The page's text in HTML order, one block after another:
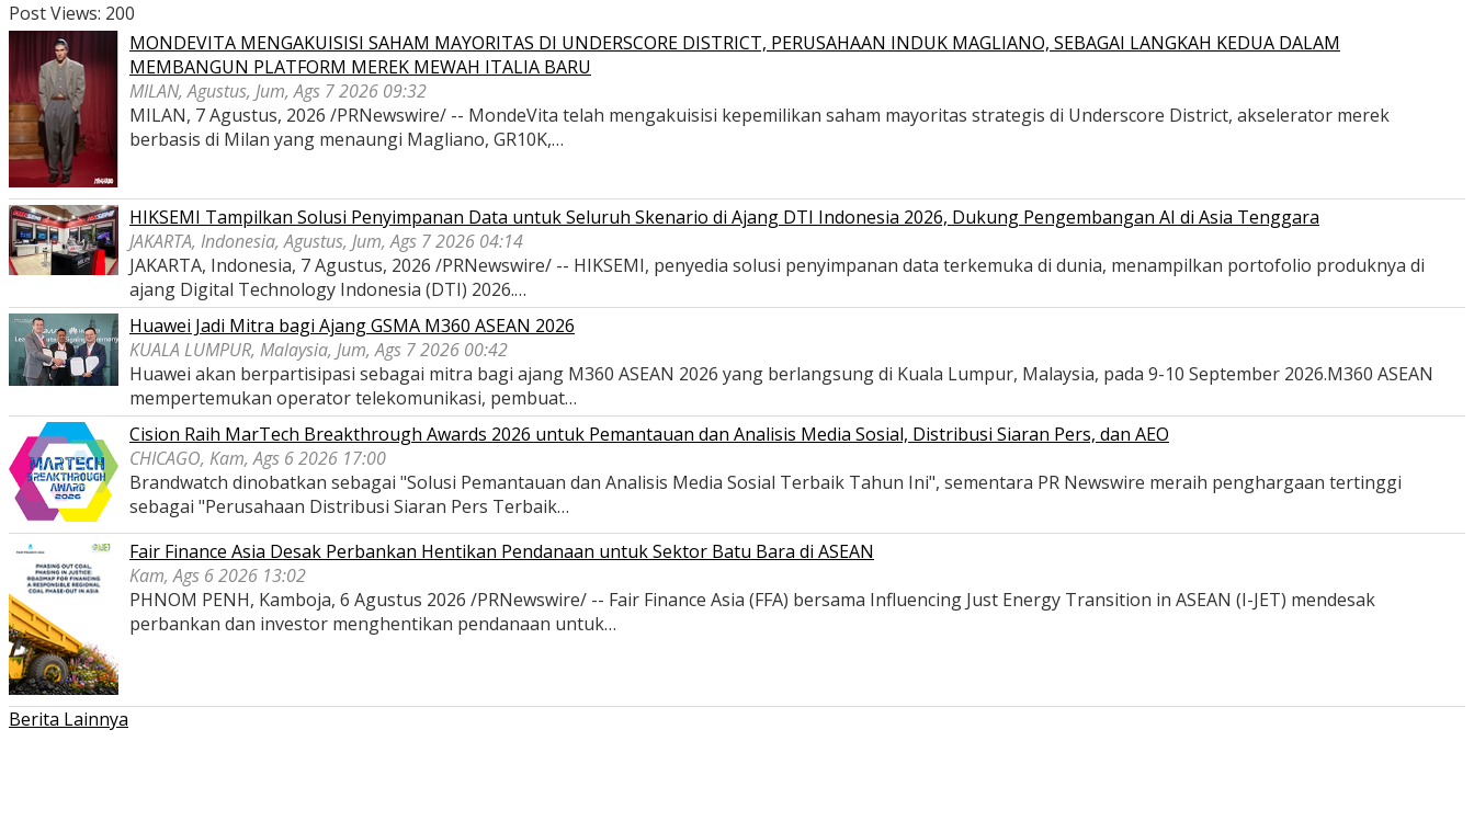
Post Views: 200
MONDEVITA MENGAKUISISI SAHAM MAYORITAS DI UNDERSCORE DISTRICT, PERUSAHAAN INDUK MAGLIANO, SEBAGAI LANGKAH KEDUA DALAM
MEMBANGUN PLATFORM MEREK MEWAH ITALIA BARU
MILAN, Agustus, Jum, Ags 7 2026 09:32
MILAN, 7 Agustus, 2026 /PRNewswire/ -- MondeVita telah mengakuisisi kepemilikan saham mayoritas strategis di Underscore District, akselerator merek
berbasis di Milan yang menaungi Magliano, GR10K,…
HIKSEMI Tampilkan Solusi Penyimpanan Data untuk Seluruh Skenario di Ajang DTI Indonesia 2026, Dukung Pengembangan AI di Asia Tenggara
JAKARTA, Indonesia, Agustus, Jum, Ags 7 2026 04:14
JAKARTA, Indonesia, 7 Agustus, 2026 /PRNewswire/ -- HIKSEMI, penyedia solusi penyimpanan data terkemuka di dunia, menampilkan portofolio produknya di
ajang Digital Technology Indonesia (DTI) 2026.…
Huawei Jadi Mitra bagi Ajang GSMA M360 ASEAN 2026
KUALA LUMPUR, Malaysia, Jum, Ags 7 2026 00:42
Huawei akan berpartisipasi sebagai mitra bagi ajang M360 ASEAN 2026 yang berlangsung di Kuala Lumpur, Malaysia, pada 9-10 September 2026.M360 ASEAN
mempertemukan operator telekomunikasi, pembuat…
Cision Raih MarTech Breakthrough Awards 2026 untuk Pemantauan dan Analisis Media Sosial, Distribusi Siaran Pers, dan AEO
CHICAGO, Kam, Ags 6 2026 17:00
Brandwatch dinobatkan sebagai "Solusi Pemantauan dan Analisis Media Sosial Terbaik Tahun Ini", sementara PR Newswire meraih penghargaan tertinggi
sebagai "Perusahaan Distribusi Siaran Pers Terbaik…
Fair Finance Asia Desak Perbankan Hentikan Pendanaan untuk Sektor Batu Bara di ASEAN
Kam, Ags 6 2026 13:02
PHNOM PENH, Kamboja, 6 Agustus 2026 /PRNewswire/ -- Fair Finance Asia (FFA) bersama Influencing Just Energy Transition in ASEAN (I-JET) mendesak
perbankan dan investor menghentikan pendanaan untuk…
Berita Lainnya